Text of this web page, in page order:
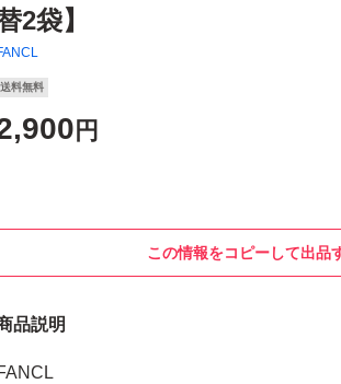
2袋】
送料無料
円
この情報をコピーして出品
品説明